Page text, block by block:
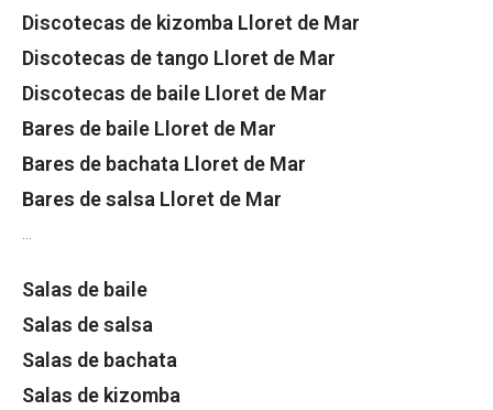
Discotecas de kizomba Lloret de Mar
Discotecas de tango Lloret de Mar
Discotecas de baile Lloret de Mar
Bares de baile Lloret de Mar
Bares de bachata Lloret de Mar
Bares de salsa Lloret de Mar
Salas de baile
Salas de salsa
Salas de bachata
Salas de kizomba